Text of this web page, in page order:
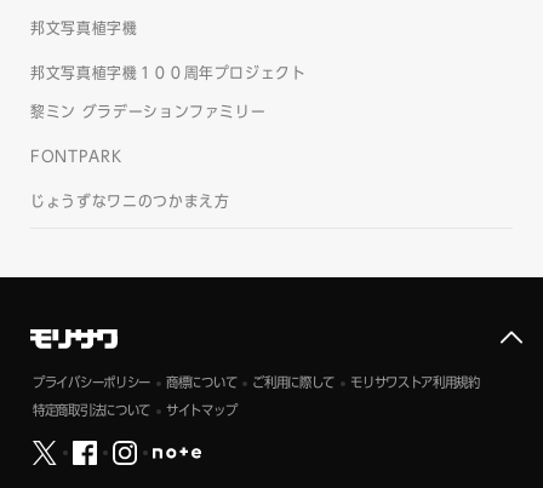
邦文写真植字機
邦文写真植字機１００周年プロジェクト
黎ミン グラデーションファミリー
FONTPARK
じょうずなワニのつかまえ方
プライバシーポリシー 商標について ご利用に際して モリサワストア利用規約
特定商取引法について サイトマップ